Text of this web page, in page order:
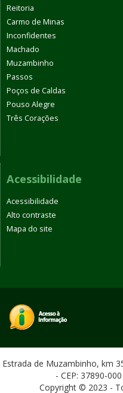
Reitoria
Carmo de Minas
Inconfidentes
Machado
Muzambinho
Passos
Poços de Caldas
Pouso Alegre
Três Corações
Acessibilidade
Acessibilidade
Alto contraste
Mapa do site
Estrada de Muzambinho, km
- CEP: 37890-
Copyright © 2023 -